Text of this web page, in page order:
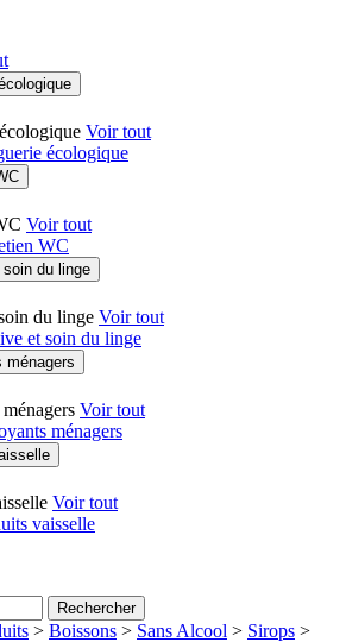
Voir tout
écologique
Voir tout
WC
du linge
du linge Voir tout
et soin du linge
ménagers
Voir tout
ménagers
Voir tout
vaisselle
Rechercher
> Boissons > Sans Alcool > Sirops >